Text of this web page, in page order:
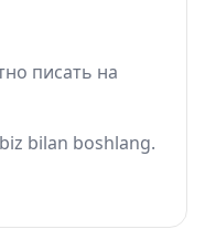
писать на
bilan boshlang.